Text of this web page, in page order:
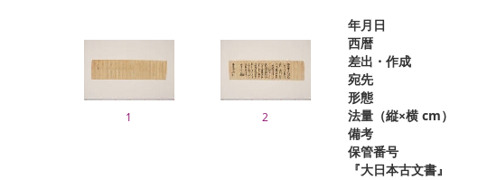
1 2
年月日
西暦
差出・作成
宛先
形態
法量（縦×横 cm）
備考
保管番号
『大日本古文書』